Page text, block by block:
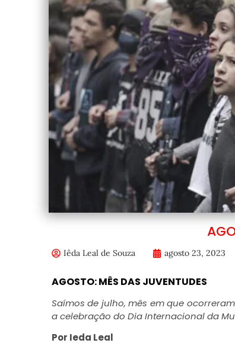
Iêda Leal de Souza agosto 23, 2023
AGOSTO: MÊS DAS JUVENTUDES
Saímos de julho, mês em que
a celebração do Dia Internacional da
Por Ieda Leal